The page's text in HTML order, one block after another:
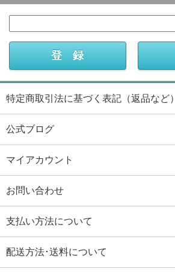
特定商取引法に基づく表記（返品など）
公式ブログ
マイアカウント
お問い合わせ
支払い方法について
配送方法･送料について